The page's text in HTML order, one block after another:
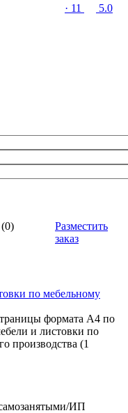
· 11
5.0
(0)
Разместить
заказ
по мебельному
формата А4 по
и листовки по
производства (1
ИП